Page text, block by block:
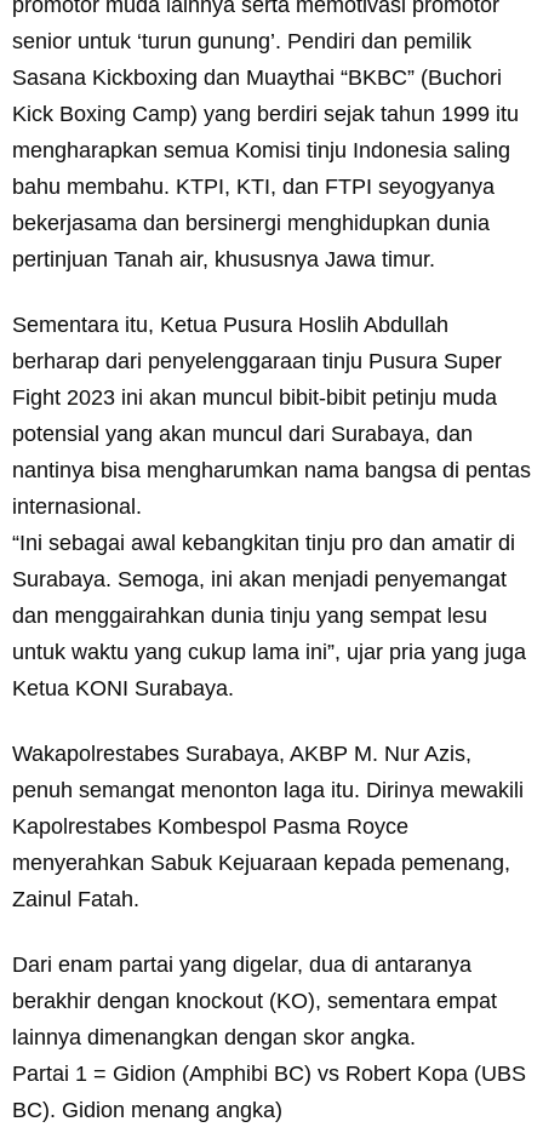
promotor muda lainnya serta memotivasi promotor
senior untuk ‘turun gunung’. Pendiri dan pemilik
Sasana Kickboxing dan Muaythai “BKBC” (Buchori
Kick Boxing Camp) yang berdiri sejak tahun 1999 itu
mengharapkan semua Komisi tinju Indonesia saling
bahu membahu. KTPI, KTI, dan FTPI seyogyanya
bekerjasama dan bersinergi menghidupkan dunia
pertinjuan Tanah air, khususnya Jawa timur.
Sementara itu, Ketua Pusura Hoslih Abdullah
berharap dari penyelenggaraan tinju Pusura Super
Fight 2023 ini akan muncul bibit-bibit petinju muda
potensial yang akan muncul dari Surabaya, dan
nantinya bisa mengharumkan nama bangsa di pentas
internasional.
“Ini sebagai awal kebangkitan tinju pro dan amatir di
Surabaya. Semoga, ini akan menjadi penyemangat
dan menggairahkan dunia tinju yang sempat lesu
untuk waktu yang cukup lama ini”, ujar pria yang juga
Ketua KONI Surabaya.
Wakapolrestabes Surabaya, AKBP M. Nur Azis,
penuh semangat menonton laga itu. Dirinya mewakili
Kapolrestabes Kombespol Pasma Royce
menyerahkan Sabuk Kejuaraan kepada pemenang,
Zainul Fatah.
Dari enam partai yang digelar, dua di antaranya
berakhir dengan knockout (KO), sementara empat
lainnya dimenangkan dengan skor angka.
Partai 1 = Gidion (Amphibi BC) vs Robert Kopa (UBS
BC). Gidion menang angka)